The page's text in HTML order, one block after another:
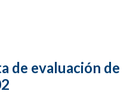
de evaluación de